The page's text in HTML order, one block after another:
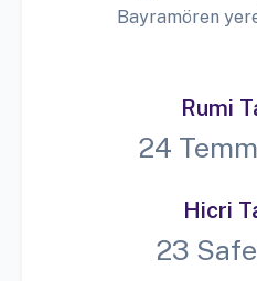
Bayramören
Rumi
24
Hicri
23